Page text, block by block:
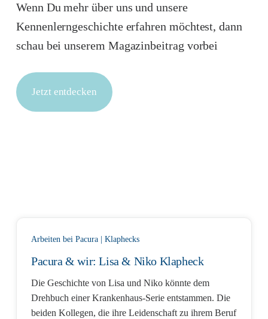
Wenn Du mehr über uns und unsere
Kennenlerngeschichte erfahren möchtest, dann
schau bei unserem Magazinbeitrag vorbei
Jetzt entdecken
Arbeiten bei Pacura Klaphecks
Pacura & wir: Lisa & Niko Klapheck
Die Geschichte von Lisa und Niko könnte dem
Drehbuch einer Krankenhaus-Serie entstammen. Die
beiden Kollegen, die ihre Leidenschaft zu ihrem Beruf